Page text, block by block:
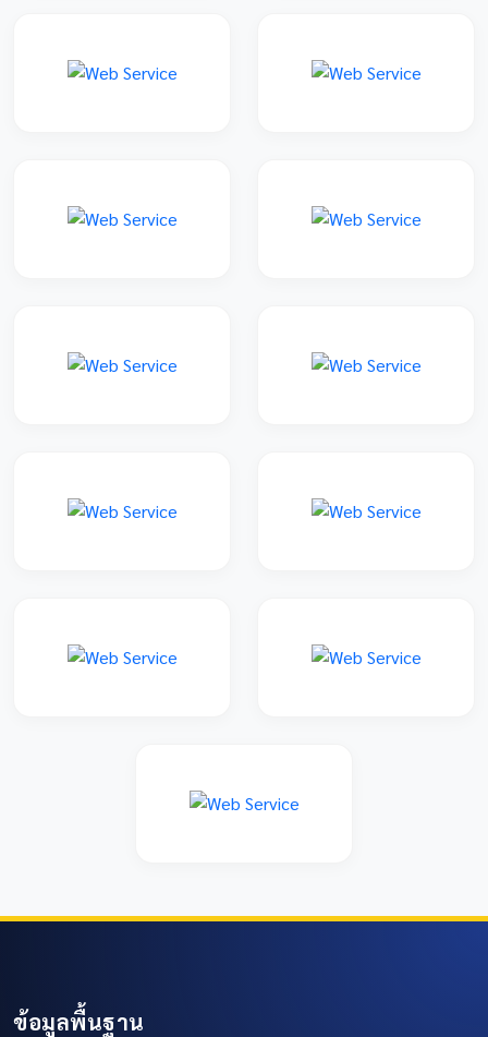
ข้อมูลพื้นฐาน